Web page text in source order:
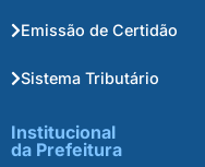
Emissão de Certidão
Sistema Tributário
Institucional
da Prefeitura